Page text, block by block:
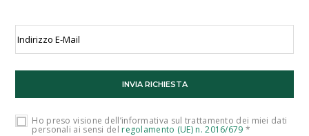
Ho preso visione dell’informativa sul trattamento dei miei dati
personali ai sensi del regolamento (UE) n. 2016/679 *